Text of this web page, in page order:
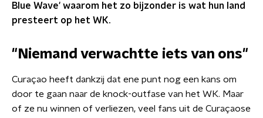
Blue Wave' waarom het zo bijzonder is wat hun land
presteert op het WK.
"Niemand verwachtte iets van ons"
Curaçao heeft dankzij dat ene punt nog een kans om
door te gaan naar de knock-outfase van het WK. Maar
of ze nu winnen of verliezen, veel fans uit de Curaçaose